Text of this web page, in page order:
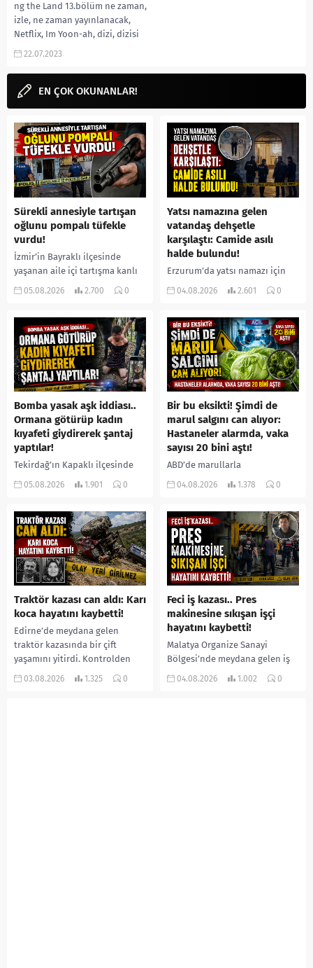
ng the Land 13.bölüm ne zaman,
izle, ne zaman yayınlanacak,
Netflix, Im Yoon-ah, dizi, dizisi
konusu, oyuncuları, imdb,
22.07.2023
EN ÇOK OKUNANLAR!
Sürekli annesiyle tartışan
oğlunu pompalı tüfekle
vurdu!
İzmir’in Bayraklı ilçesinde
yaşanan aile içi tartışma kanlı
bitti. İddiaya göre, uzun süredir
05.08.2026 2.700 0
Yatsı namazına gelen
vatandaş dehşetle
karşılaştı: Camide asılı
halde bulundu!
Erzurum’da yatsı namazı için
camiye gelen bir vatandaş,
yerine sevk edilen...
04.08.2026 2.601 0
Bomba yasak aşk iddiası..
Ormana götürüp kadın
kıyafeti giydirerek şantaj
yaptılar!
Tekirdağ’ın Kapaklı ilçesinde
bir kişiyi, arkadaşının eşiyle
kadın kıyafetleri giydirdiği,
özür videosu çektirip...
05.08.2026 1.901 0
Bir bu eksikti! Şimdi de
marul salgını can alıyor:
Hastaneler alarmda, vaka
sayısı 20 bini aştı!
ABD’de marullarla
ilişkilendirilen siklospora
salgında vaka sayısının 20 bini
aştığı belirtilirken, sağlık...
04.08.2026 1.378 0
Traktör kazası can aldı: Karı
koca hayatını kaybetti!
Edirne’de meydana gelen
traktör kazasında bir çift
yaşamını yitirdi. Kontrolden
çıkarak devrilen traktörün
03.08.2026 1.325 0
Feci iş kazası.. Pres
makinesine sıkışan işçi
hayatını kaybetti!
Malatya Organize Sanayi
Bölgesi’nde meydana gelen iş
kazasında, pres makinesine
04.08.2026 1.002 0